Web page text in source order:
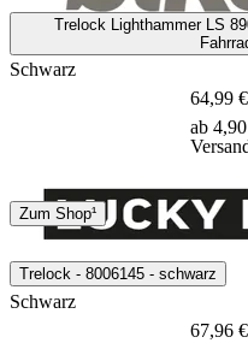
Trelock Lighthammer LS
Schwarz
DHL
5 Tage
64,99 €
ab
Zum Shop¹
Trelock - 8006145 - schwarz
Schwarz
67,96 €